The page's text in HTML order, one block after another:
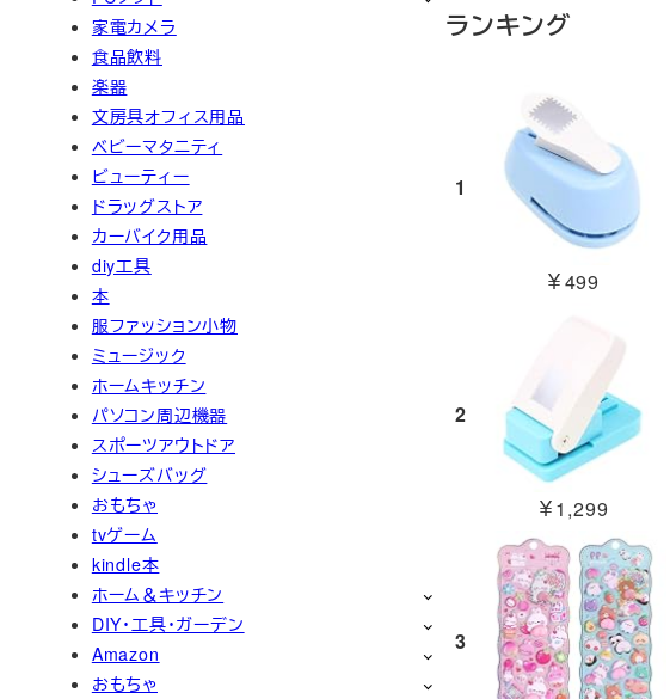
ランキング
1
￥499
2
￥1,299
3
家電カメラ
食品飲料
楽器
文房具オフィス用品
ベビーマタニティ
ビューティー
ドラッグストア
カーバイク用品
diy工具
本
服ファッション小物
ミュージック
ホームキッチン
パソコン周辺機器
スポーツアウトドア
シューズバッグ
おもちゃ
tvゲーム
kindle本
ホーム＆キッチン
DIY・工具・ガーデン
Amazon
おもちゃ